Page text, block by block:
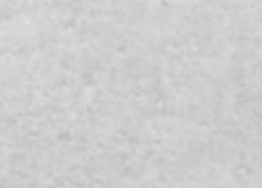
concessão do auxílio-
inativos/as